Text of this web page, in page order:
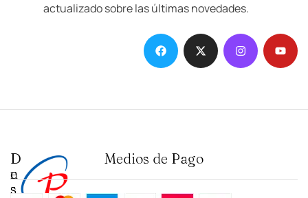
actualizado sobre las últimas novedades.
D
e
s
I
n
s
Medios de Pago